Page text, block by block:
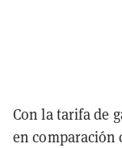
Con la tarifa de
en comparación